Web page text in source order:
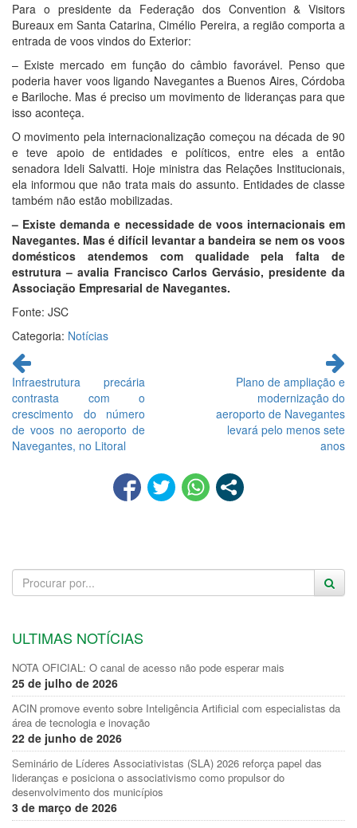
Para o presidente da Federação dos Convention & Visitors
Bureaux em Santa Catarina, Cimélio Pereira, a região comporta a
entrada de voos vindos do Exterior:
– Existe mercado em função do câmbio favorável. Penso que
poderia haver voos ligando Navegantes a Buenos Aires, Córdoba
e Bariloche. Mas é preciso um movimento de lideranças para que
isso aconteça.
O movimento pela internacionalização começou na década de 90
e teve apoio de entidades e políticos, entre eles a então
senadora Ideli Salvatti. Hoje ministra das Relações Institucionais,
ela informou que não trata mais do assunto. Entidades de classe
também não estão mobilizadas.
– Existe demanda e necessidade de voos internacionais em
Navegantes. Mas é difícil levantar a bandeira se nem os voos
domésticos atendemos com qualidade pela falta de
estrutura – avalia Francisco Carlos Gervásio, presidente da
Associação Empresarial de Navegantes.
Fonte: JSC
Categoria: Notícias
Continue
lendo
Infraestrutura precária
contrasta com o
crescimento do número
de voos no aeroporto de
Navegantes, no Litoral
Plano de ampliação e
modernização do
aeroporto de Navegantes
levará pelo menos sete
anos
ULTIMAS NOTÍCIAS
NOTA OFICIAL: O canal de acesso não pode esperar mais
25 de julho de 2026
ACIN promove evento sobre Inteligência Artificial com especialistas da
área de tecnologia e inovação
22 de junho de 2026
Seminário de Líderes Associativistas (SLA) 2026 reforça papel das
lideranças e posiciona o associativismo como propulsor do
desenvolvimento dos municípios
3 de março de 2026